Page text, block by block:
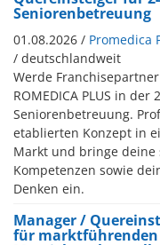
Seniorenbetreuung
01.08.2026 / Promedica
/ deutschlandweit
Werde
ROMEDICA PLUS in der
Seniorenbetreuung.
etablierten Konzept in
Markt und bringe deine
Kompetenzen sowie
Denken ein.
Manager /
für marktführenden